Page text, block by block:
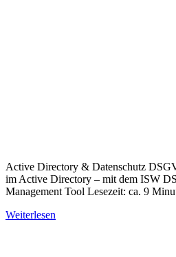
Active Directory & Datenschutz
im Active Directory – mit dem ISW
Management Tool Lesezeit: ca. 9
Weiterlesen